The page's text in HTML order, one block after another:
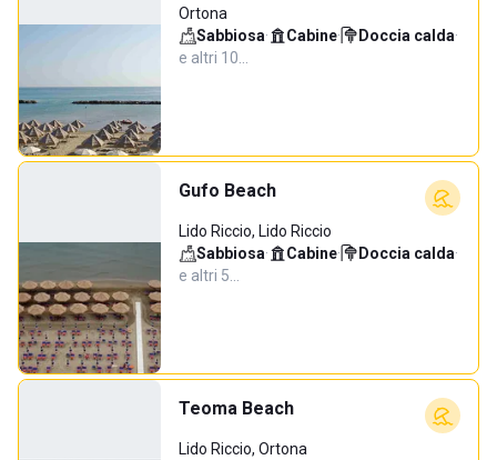
Ortona
Sabbiosa· Cabine· Doccia calda·
e altri 10…
Gufo Beach
Lido Riccio, Lido Riccio
Sabbiosa· Cabine· Doccia calda·
e altri 5…
Teoma Beach
Lido Riccio, Ortona